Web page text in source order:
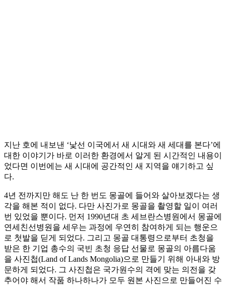
지난 호에 내보낸 ‘낯선 이국에서 새 시대와 새 세대를 본다’에
대한 이야기가 바로 이러한 환경에서 알게 된 시간적인 내용이
었다면 이번에는 새 시대에 공간적인 새 지역을 얘기하고 싶
다.
4년 전까지만 해도 난 한 번도 몽골에 들어와 살아보겠다는 생
각을 해본 적이 없다. 다만 사진가로 몽골을 촬영할 일이 여러
번 있었을 뿐이다. 먼저 1990년대 초 세브란스병원에서 몽골에
연세친선병원을 세우는 과정에 우연히 참여하게 되는 행운으
로 첫발을 딛게 되었다. 그리고 몽골 대통령으로부터 초청을
받은 한 기업 총수의 국빈 초청 응답 선물로 몽골의 아름다움
을 사진첩(Land of Lands Mongolia)으로 만들기 위해 아내와 방
문하게 되었다. 그 사진첩은 국가원수의 격에 맞는 의전을 갖
추어야 해서 작품 하나하나가 모두 원본 사진으로 만들어진 수